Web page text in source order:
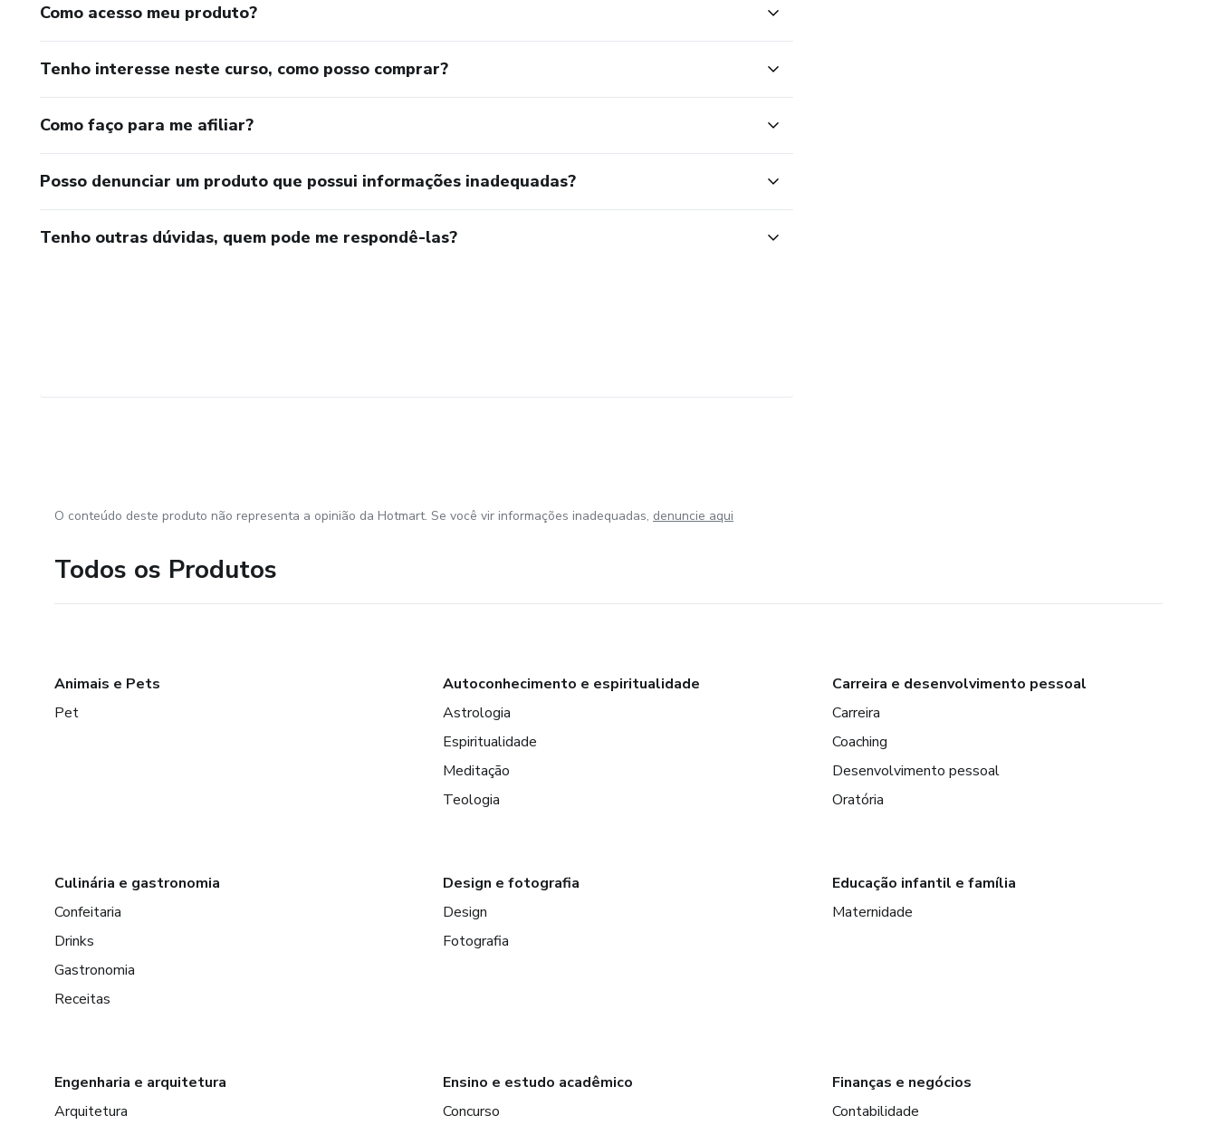
Como acesso meu produto?
Tenho interesse neste curso, como posso comprar?
Como faço para me afiliar?
Posso denunciar um produto que possui informações inadequadas?
Tenho outras dúvidas, quem pode me respondê-las?
O conteúdo deste produto não representa a opinião da Hotmart. Se você vir informações inadequadas, denuncie aqui
Todos os Produtos
Animais e Pets
Pet
Autoconhecimento e espiritualidade
Astrologia
Espiritualidade
Meditação
Teologia
Carreira e desenvolvimento pessoal
Carreira
Coaching
Desenvolvimento pessoal
Oratória
Culinária e gastronomia
Confeitaria
Drinks
Gastronomia
Receitas
Design e fotografia
Design
Fotografia
Educação infantil e família
Maternidade
Engenharia e arquitetura
Arquitetura
Ensino e estudo acadêmico
Concurso
Finanças e negócios
Contabilidade